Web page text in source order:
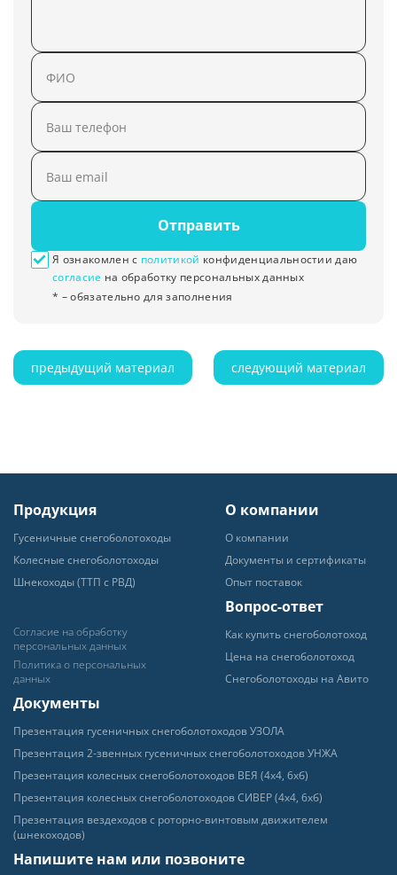
Отправить
Я ознакомлен с политикой конфиденциальностии даю
согласие на обработку персональных данных
* – обязательно для заполнения
предыдущий материал следующий материал
Продукция
Гусеничные снегоболотоходы
Колесные снегоболотоходы
Шнекоходы (ТТП с РВД)
Согласие на обработку
персональных данных
Политика о персональных
данных
О компании
О компании
Документы и сертификаты
Опыт поставок
Вопрос-ответ
Как купить снегоболотоход
Цена на снегоболотоход
Снегоболотоходы на Авито
Документы
Пpeзeнтaция гyceничныхснегоболотоходов УЗОЛА
Презентация 2-звенных гусеничныхснегоболотоходов УНЖА
Презентация колесныхснегоболотоходов ВЕЯ (4х4, 6хб)
Презентация колесныхснегоболотоходов СИВЕР (4х4, 6хб)
Презентация вездеходов с роторно-винтовым движителем
(шнекоходов)
Напишите нам или позвоните